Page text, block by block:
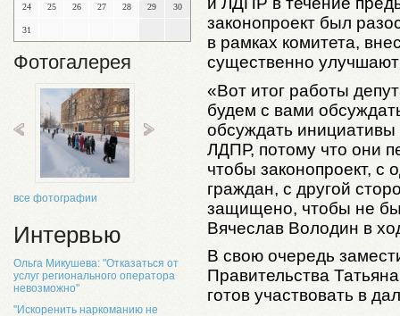
24 25 26 27 28 29 30
31
Фотогалерея
все фотографии
Интервью
Ольга Микушева: "Отказаться от
услуг регионального оператора
невозможно"
"Искоренить наркоманию не
законопроект был
в рамках комитета,
существенно улучшают
«Вот итог работы
будем с вами
обсуждать
ЛДПР, потому что они
чтобы законопроект, с
граждан, с другой
защищено, чтобы не
Вячеслав Володин в
В свою очередь
Правительства
готов участвовать в